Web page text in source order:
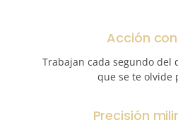
Acción
Trabajan cada segundo del
que se te olvide
Precisión